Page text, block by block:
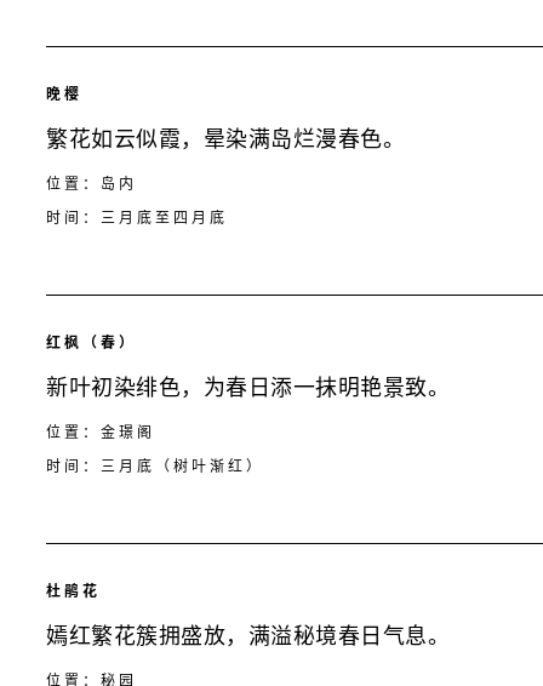
晚樱
繁花如云似霞，晕染满岛烂漫春色。
位置：岛内
时间：三月底至四月底
红枫（春）
新叶初染绯色，为春日添一抹明艳景致。
位置：金璟阁
时间：三月底（树叶渐红）
杜鹃花
嫣红繁花簇拥盛放，满溢秘境春日气息。
位置：秘园